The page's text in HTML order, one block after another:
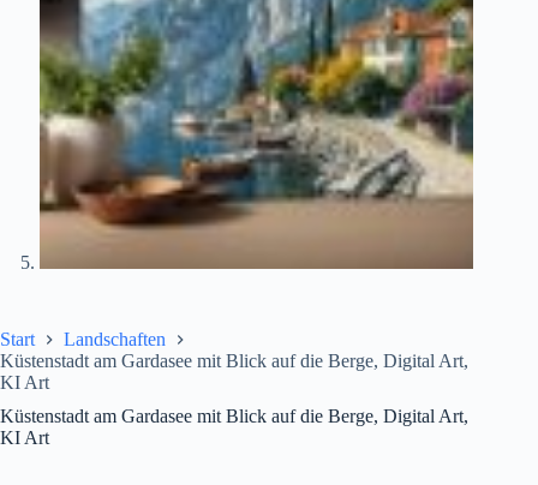
Start
Landschaften
Küstenstadt am Gardasee mit Blick auf die Berge, Digital Art,
KI Art
Küstenstadt am Gardasee mit Blick auf die Berge, Digital Art,
KI Art